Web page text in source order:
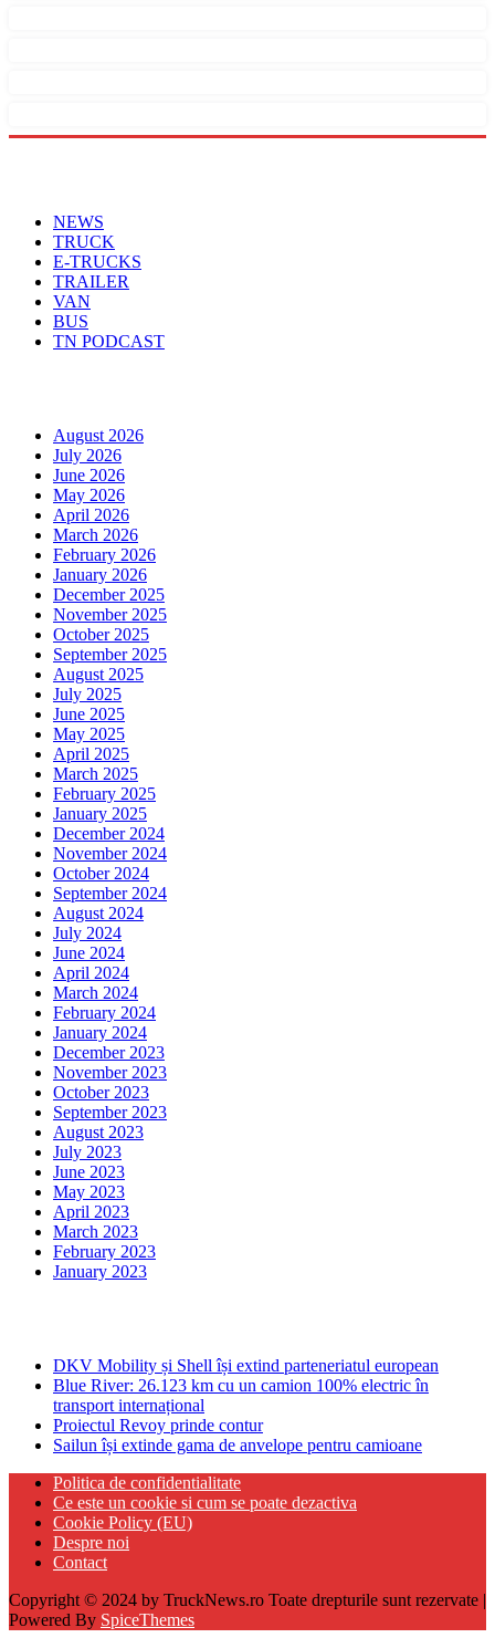
NEWS
TRUCK
E-TRUCKS
TRAILER
VAN
BUS
TN PODCAST
August 2026
July 2026
June 2026
May 2026
April 2026
March 2026
February 2026
January 2026
December 2025
November 2025
October 2025
September 2025
August 2025
July 2025
June 2025
May 2025
April 2025
March 2025
February 2025
January 2025
December 2024
November 2024
October 2024
September 2024
August 2024
July 2024
June 2024
April 2024
March 2024
February 2024
January 2024
December 2023
November 2023
October 2023
September 2023
August 2023
July 2023
June 2023
May 2023
April 2023
March 2023
February 2023
January 2023
DKV Mobility și Shell își extind parteneriatul european
Blue River: 26.123 km cu un camion 100% electric în
transport internațional
Proiectul Revoy prinde contur
Sailun își extinde gama de anvelope pentru camioane
Politica de confidentialitate
Ce este un cookie si cum se poate dezactiva
Cookie Policy (EU)
Despre noi
Contact
Copyright © 2024 by TruckNews.ro Toate drepturile sunt rezervate |
Powered By SpiceThemes